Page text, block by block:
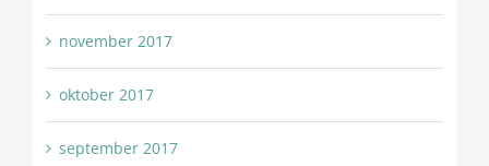
november 2017
oktober 2017
september 2017